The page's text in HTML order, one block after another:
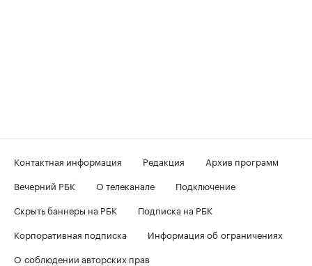
Контактная информация Редакция
Архив программ
Вечерний РБК
О телеканале
Подключение
Скрыть баннеры на РБК
Подписка на РБК
Корпоративная подписка
Информация об ограничениях
О соблюдении авторских прав